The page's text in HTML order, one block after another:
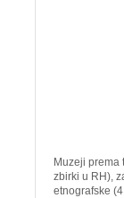
Muzeji prema
zbirki u RH),
etnografske